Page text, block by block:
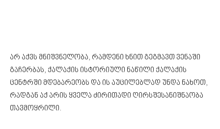
არ აქვს მნიშვნელობა, რამდენი ხნით გეგმავთ ვენაში
გაჩერბას, ქალაქის ისტორიული ნაწილი ქალაქის
ცენტრში მდებარეობს და ის აუცილებლად უნდა ნახოთ,
რადგან აქ არის ყველა ძირითადი ღირსშესანიშნაობა
თავმოყრილი.